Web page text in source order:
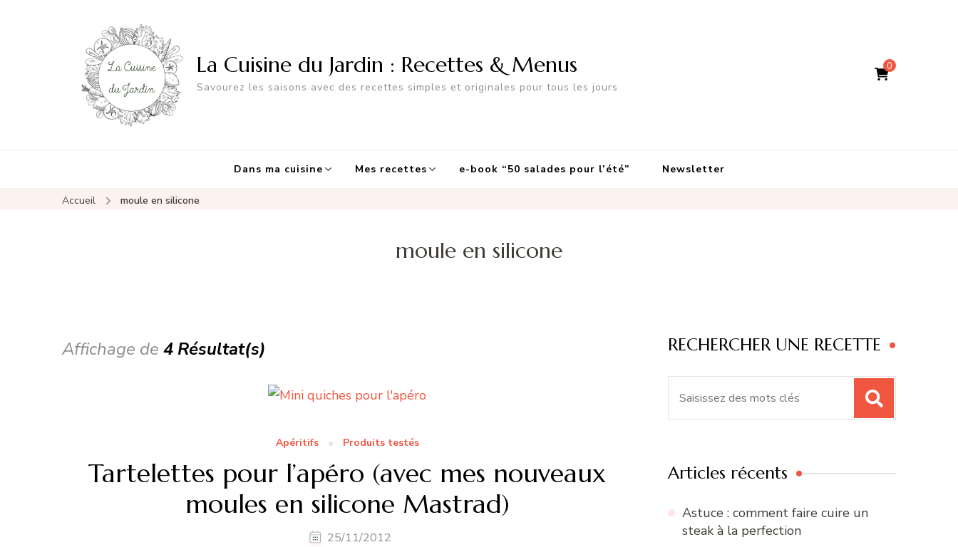
0
La Cuisine du Jardin : Recettes & Menus
Savourez les saisons avec des recettes simples et originales pour tous les jours
Dans ma cuisine Mes recettes e-book “50 salades pour l’été” Newsletter
Accueil moule en silicone
moule en silicone
Affichage de 4 Résultat(s)
Apéritifs Produits testés
Tartelettes pour l’apéro (avec mes nouveaux
moules en silicone Mastrad)
25/11/2012
RECHERCHER UNE RECETTE
Articles récents
Astuce : comment faire cuire un
steak à la perfection